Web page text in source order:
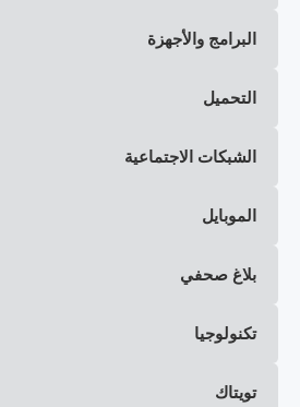
البرامج والأجهزة
التحميل
الشبكات الاجتماعية
الموبايل
بلاغ صحفي
تكنولوجيا
تويتاك